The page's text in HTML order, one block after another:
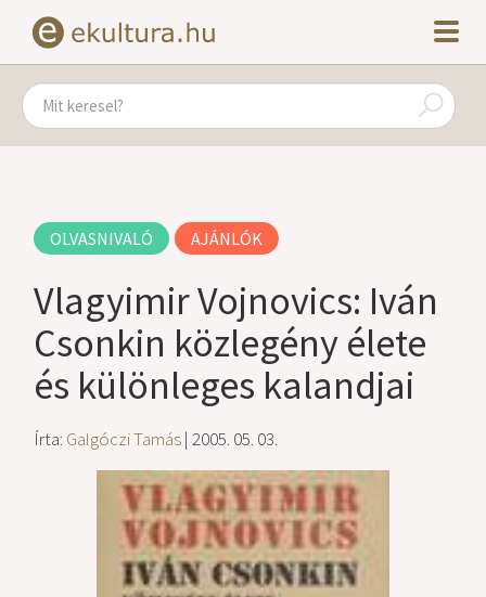
OLVASNIVALÓ AJÁNLÓK
Vlagyimir Vojnovics: Iván
Csonkin közlegény élete
és különleges kalandjai
Írta: Galgóczi Tamás| 2005. 05. 03.